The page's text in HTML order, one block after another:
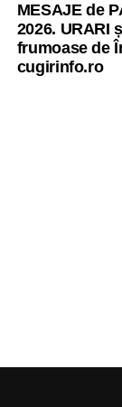
MESAJE de
2026. URARI
frumoase de
cugirinfo.ro